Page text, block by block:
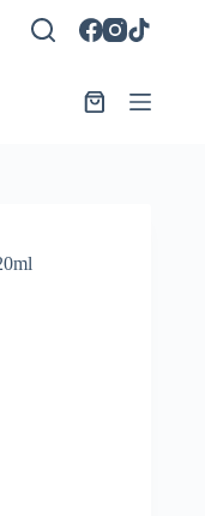
Carro